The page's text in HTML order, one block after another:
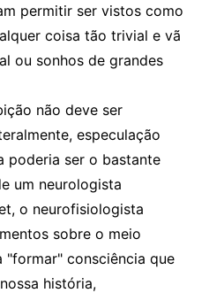
permitir ser vistos como
coisa tão trivial e vã
ou sonhos de grandes
não deve ser
especulação
poderia ser o bastante
um neurologista
o neurofisiologista
sobre o meio
"formar" consciência que
história,